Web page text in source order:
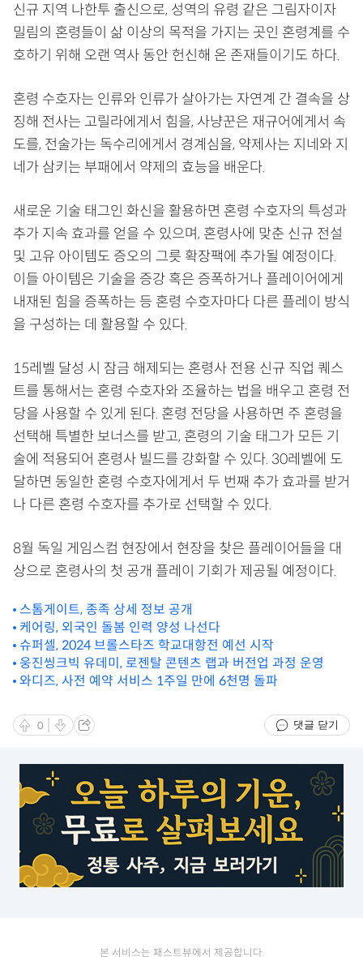
신규 지역 나한투 출신으로, 성역의 유령 같은 그림자이자
밀림의 혼령들이 삶 이상의 목적을 가지는 곳인 혼령계를 수
호하기 위해 오랜 역사 동안 헌신해 온 존재들이기도 하다.
혼령 수호자는 인류와 인류가 살아가는 자연계 간 결속을 상
징해 전사는 고릴라에게서 힘을, 사냥꾼은 재규어에게서 속
도를, 전술가는 독수리에게서 경계심을, 약제사는 지네와 지
네가 삼키는 부패에서 약제의 효능을 배운다.
새로운 기술 태그인 화신을 활용하면 혼령 수호자의 특성과
추가 지속 효과를 얻을 수 있으며, 혼령사에 맞춘 신규 전설
및 고유 아이템도 증오의 그릇 확장팩에 추가될 예정이다.
이들 아이템은 기술을 증강 혹은 증폭하거나 플레이어에게
내재된 힘을 증폭하는 등 혼령 수호자마다 다른 플레이 방식
을 구성하는 데 활용할 수 있다.
15레벨 달성 시 잠금 해제되는 혼령사 전용 신규 직업 퀘스
트를 통해서는 혼령 수호자와 조율하는 법을 배우고 혼령 전
당을 사용할 수 있게 된다. 혼령 전당을 사용하면 주 혼령을
선택해 특별한 보너스를 받고, 혼령의 기술 태그가 모든 기
술에 적용되어 혼령사 빌드를 강화할 수 있다. 30레벨에 도
달하면 동일한 혼령 수호자에게서 두 번째 추가 효과를 받거
나 다른 혼령 수호자를 추가로 선택할 수 있다.
8월 독일 게임스컴 현장에서 현장을 찾은 플레이어들을 대
상으로 혼령사의 첫 공개 플레이 기회가 제공될 예정이다.
스톰게이트, 종족 상세 정보 공개
케어링, 외국인 돌봄 인력 양성 나선다
슈퍼셀, 2024 브롤스타즈 학교대항전 예선 시작
웅진씽크빅 유데미, 로젠탈 콘텐츠 랩과 버전업 과정 운영
와디즈, 사전 예약 서비스 1주일 만에 6천명 돌파
0 댓글 닫기
본 서비스는 패스트뷰에서 제공합니다.